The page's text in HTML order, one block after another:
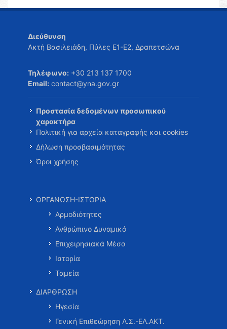
Διεύθυνση
Ακτή Βασιλειάδη, Πύλες Ε1-Ε2, Δραπετσώνα
Τηλέφωνο: +30 213 137 1700
Email: contact@yna.gov.gr
Προστασία δεδομένων προσωπικού
χαρακτήρα
Πολιτική για αρχεία καταγραφής και cookies
Δήλωση προσβασιμότητας
Όροι χρήσης
ΟΡΓΑΝΩΣΗ-ΙΣΤΟΡΙΑ
Αρμοδιότητες
Ανθρώπινο Δυναμικό
Επιχειρησιακά Μέσα
Ιστορία
Ταμεία
ΔΙΑΡΘΡΩΣΗ
Ηγεσία
Γενική Επιθεώρηση Λ.Σ.-ΕΛ.ΑΚΤ.